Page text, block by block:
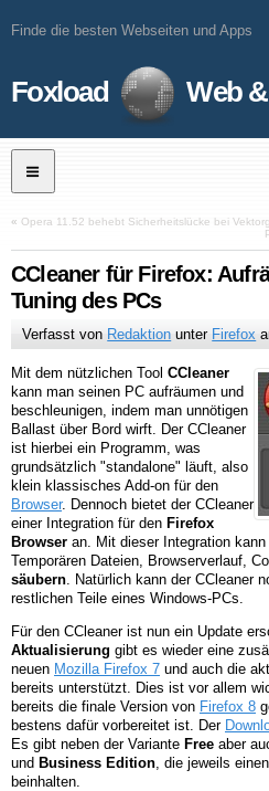
Finde die besten Webseiten und Apps
Foxload Web
« Opera 11.52 behebt Sicherheitslücke bei
CCleaner für Firefox:
Tuning des PCs
Verfasst von Redaktion unter Firefox
Mit dem nützlichen Tool CCleaner
kann man seinen PC aufräumen und
beschleunigen, indem man unnötigen
Ballast über Bord wirft. Der CCleaner
ist hierbei ein Programm, was
grundsätzlich "standalone" läuft, also
klein klassisches Add-on für den
Browser. Dennoch bietet der CCleaner
einer Integration für den Firefox
Browser an. Mit dieser Integration
Temporären Dateien, Browserverlauf,
säubern. Natürlich kann der CCleaner
restlichen Teile eines Windows-PCs.
Für den CCleaner ist nun ein Update
Aktualisierung gibt es wieder eine
neuen Mozilla Firefox 7 und auch die
bereits unterstützt. Dies ist vor allem
bereits die finale Version von Firefox 8
bestens dafür vorbereitet ist. Der
Es gibt neben der Variante Free aber
und Business Edition , die jeweils
beinhalten.